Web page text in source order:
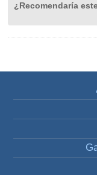
¿Recomendaría